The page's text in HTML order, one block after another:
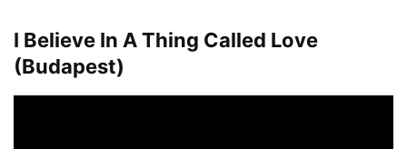
I Believe In A Thing Called Love
(Budapest)